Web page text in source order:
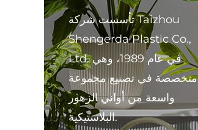
تأسست شركة Taizhou
Shengerda Plastic Co.,
Ltd. في عام 1989، وهي
متخصصة في تصنيع مجموعة
واسعة من أواني الزهور
البلاستيكية.